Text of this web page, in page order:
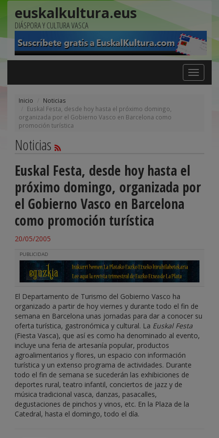
euskalkultura.eus
DIÁSPORA Y CULTURA VASCA
Toggle
navigation
Inicio
Noticias
Euskal Festa, desde hoy hasta el próximo domingo,
organizada por el Gobierno Vasco en Barcelona como
promoción turística
Noticias
Euskal Festa, desde hoy hasta el
próximo domingo, organizada por
el Gobierno Vasco en Barcelona
como promoción turística
20/05/2005
PUBLICIDAD
El Departamento de Turismo del Gobierno Vasco ha
organizado a partir de hoy viernes y durante todo el fin de
semana en Barcelona unas jornadas para dar a conocer su
oferta turística, gastronómica y cultural. La Euskal Festa
(Fiesta Vasca), que así es como ha denominado al evento,
incluye una feria de artesanía popular, productos
agroalimentarios y flores, un espacio con información
turística y un extenso programa de actividades. Durante
todo el fin de semana se sucederán las exhibiciones de
deportes rural, teatro infantil, conciertos de jazz y de
música tradicional vasca, danzas, pasacalles,
degustaciones de pinchos y vinos, etc. En la Plaza de la
Catedral, hasta el domingo, todo el día.